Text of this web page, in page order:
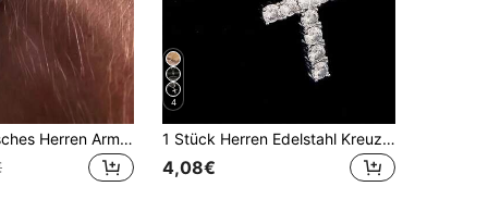
1 Stück modisches Herren Armband aus 7mm Titan-Stahl | Klassische Kubanische Gliederkette | Nicht verblassend & waschbar | Modisches Accessoire, Halloween Accessoires, Punk
4
1 Stück Herren Edelstahl Kreuz Anhänger Halskette mit gedrehter Seilkette, Hip Hop Rap Rock Stil, mit Strass besetzter Modeschmuck
4,08€